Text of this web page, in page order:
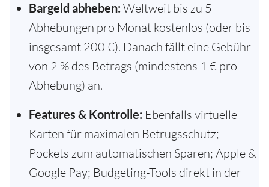
Bargeld abheben: Weltweit bis zu 5
Abhebungen pro Monat kostenlos (oder bis
insgesamt 200 €). Danach fällt eine Gebühr
von 2 % des Betrags (mindestens 1 € pro
Abhebung) an.
Features & Kontrolle: Ebenfalls virtuelle
Karten für maximalen Betrugsschutz;
Pockets zum automatischen Sparen; Apple &
Google Pay; Budgeting-Tools direkt in der